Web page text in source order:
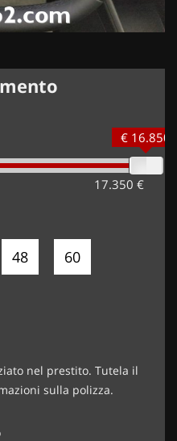
17.350 €
€ 16.850
48 60
nel prestito. Tutela il
sulla polizza.